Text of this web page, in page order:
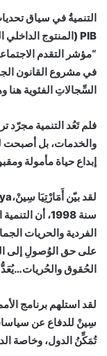
PIB (المنتوج الداخلي الخام)، بل امتدت لتقاس
“مؤشر التقدم
في مشروع القانون
السِّجالاتِ الفئوية هنا
فلم تَعُد التنمية مجرّد
والخدمات، بل أصبحت
إبداع حياة مأمولة
سنة 1998، أن
الفردية والحريات
على حق الوُصولِ إلى
الحُقوق والحُريات…يُعَدُّ
لقد استلهم برنامج
سِينْ للدفاع عن
تُمَكِّنُ الدول، وخاصة